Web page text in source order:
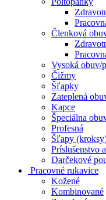
Členková
Vysoká obuv/
Čižmy
Šľapky
Zateplená
Kapce
Špeciálna
Profesná
Šľapy
Príslušenstvo
Darčekové
Pracovné rukavice
Kožené
Kombinované